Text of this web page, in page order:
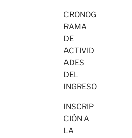
CRONOG
RAMA
DE
ACTIVID
ADES
DEL
INGRESO
INSCRIP
CIÓN A
LA